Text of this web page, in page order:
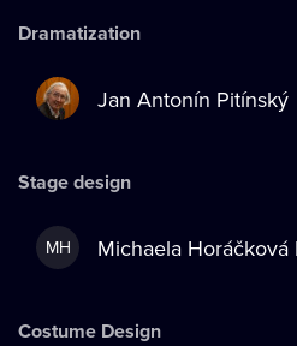
Dramatization
Jan Antonín Pitínský
Stage design
MH Michaela Horáčková
Costume Design